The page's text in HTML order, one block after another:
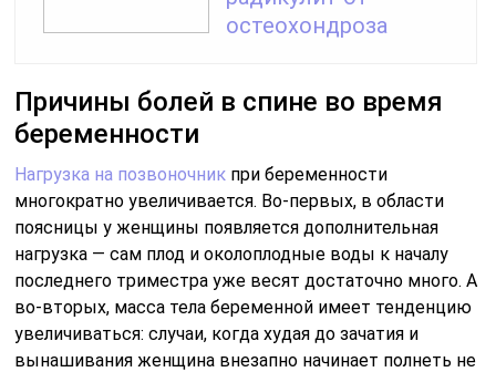
остеохондроза
Причины болей в спине во время
беременности
Нагрузка на позвоночник при беременности
многократно увеличивается. Во-первых, в области
поясницы у женщины появляется дополнительная
нагрузка — сам плод и околоплодные воды к началу
последнего триместра уже весят достаточно много. А
во-вторых, масса тела беременной имеет тенденцию
увеличиваться: случаи, когда худая до зачатия и
вынашивания женщина внезапно начинает полнеть не